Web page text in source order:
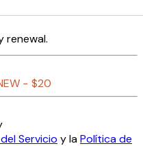
renewal.
− $20
Servicio y laPolítica de